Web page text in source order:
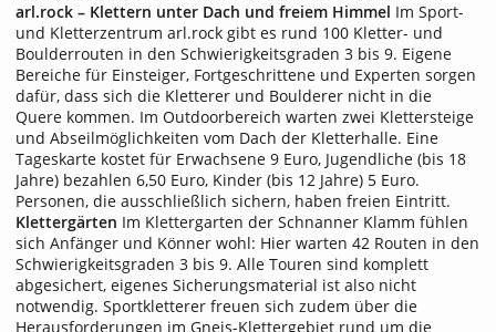
arl.rock – Klettern unter Dach und freiem Himmel Im Sport-
und Kletterzentrum arl.rock gibt es rund 100 Kletter- und
Boulderrouten in den Schwierigkeitsgraden 3 bis 9. Eigene
Bereiche für Einsteiger, Fortgeschrittene und Experten sorgen
dafür, dass sich die Kletterer und Boulderer nicht in die
Quere kommen. Im Outdoorbereich warten zwei Klettersteige
und Abseilmöglichkeiten vom Dach der Kletterhalle. Eine
Tageskarte kostet für Erwachsene 9 Euro, Jugendliche (bis 18
Jahre) bezahlen 6,50 Euro, Kinder (bis 12 Jahre) 5 Euro.
Personen, die ausschließlich sichern, haben freien Eintritt.
Klettergärten Im Klettergarten der Schnanner Klamm fühlen
sich Anfänger und Könner wohl: Hier warten 42 Routen in den
Schwierigkeitsgraden 3 bis 9. Alle Touren sind komplett
abgesichert, eigenes Sicherungsmaterial ist also nicht
notwendig. Sportkletterer freuen sich zudem über die
Herausforderungen im Gneis-Klettergebiet rund um die